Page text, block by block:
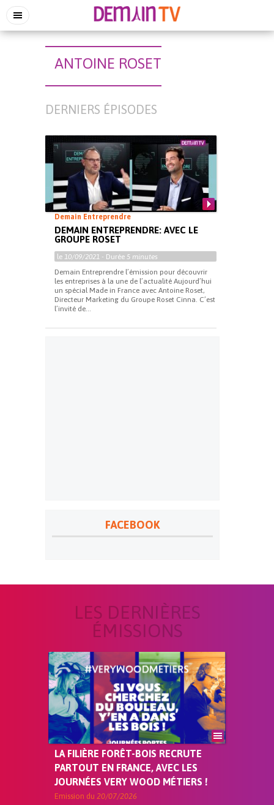
ANTOINE ROSET
DERNIERS ÉPISODES
Demain Entreprendre
DEMAIN ENTREPRENDRE: AVEC LE
GROUPE ROSET
le 10/09/2021 - Durée 5 minutes
Demain Entreprendre l’émission pour découvrir
les entreprises à la une de l’actualité Aujourd’hui
un spécial Made in France avec Antoine Roset,
Directeur Marketing du Groupe Roset Cinna. C’est
l’invité de...
FACEBOOK
LES DERNIÈRES
ÉMISSIONS
LA FILIÈRE FORÊT-BOIS RECRUTE
PARTOUT EN FRANCE, AVEC LES
JOURNÉES VERY WOOD MÉTIERS !
Emission du 20/07/2026